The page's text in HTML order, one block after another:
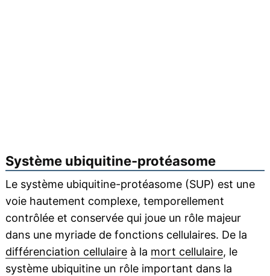
Système ubiquitine-protéasome
Le système ubiquitine-protéasome (SUP) est une
voie hautement complexe, temporellement
contrôlée et conservée qui joue un rôle majeur
dans une myriade de fonctions cellulaires. De la
différenciation cellulaireà la mort cellulaire, le
système ubiquitine un rôle important dans la